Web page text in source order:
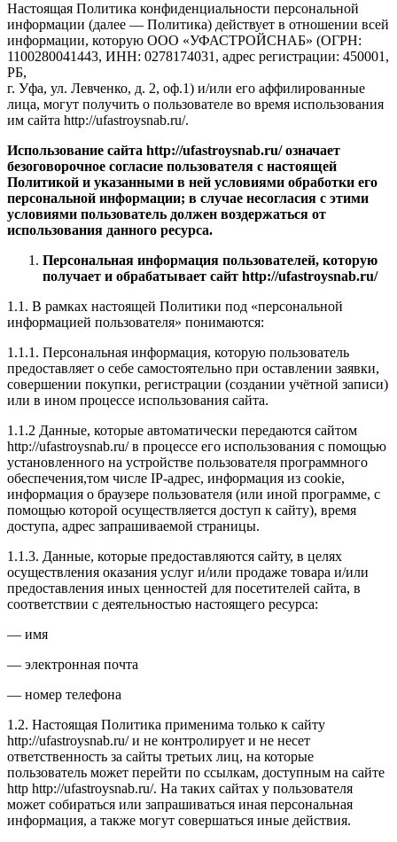
Настоящая Политика конфиденциальности персональной
информации (далее — Политика) действует в отношении всей
информации, которую ООО «УФАСТРОЙСНАБ» (ОГРН:
1100280041443, ИНН: 0278174031, адрес регистрации: 450001,
РБ,
г. Уфа, ул. Левченко, д. 2, оф.1) и/или его аффилированные
лица, могут получить о пользователе во время использования
им сайта http://ufastroysnab.ru/.
Использование сайта http://ufastroysnab.ru/ означает
безоговорочное согласие пользователя с настоящей
Политикой и указанными в ней условиями обработки его
персональной информации; в случае несогласия с этими
условиями пользователь должен воздержаться от
использования данного ресурса.
Персональная информация пользователей, которую
получает и обрабатывает сайт http://ufastroysnab.ru/
1.1. В рамках настоящей Политики под «персональной
информацией пользователя» понимаются:
1.1.1. Персональная информация, которую пользователь
предоставляет о себе самостоятельно при оставлении заявки,
совершении покупки, регистрации (создании учётной записи)
или в ином процессе использования сайта.
1.1.2 Данные, которые автоматически передаются сайтом
http://ufastroysnab.ru/ в процессе его использования с помощью
установленного на устройстве пользователя программного
обеспечения,том числе IP-адрес, информация из cookie,
информация о браузере пользователя (или иной программе, с
помощью которой осуществляется доступ к сайту), время
доступа, адрес запрашиваемой страницы.
1.1.3. Данные, которые предоставляются сайту, в целях
осуществления оказания услуг и/или продаже товара и/или
предоставления иных ценностей для посетителей сайта, в
соответствии с деятельностью настоящего ресурса:
— имя
— электронная почта
— номер телефона
1.2. Настоящая Политика применима только к сайту
http://ufastroysnab.ru/ и не контролирует и не несет
ответственность за сайты третьих лиц, на которые
пользователь может перейти по ссылкам, доступным на сайте
http http://ufastroysnab.ru/. На таких сайтах у пользователя
может собираться или запрашиваться иная персональная
информация, а также могут совершаться иные действия.